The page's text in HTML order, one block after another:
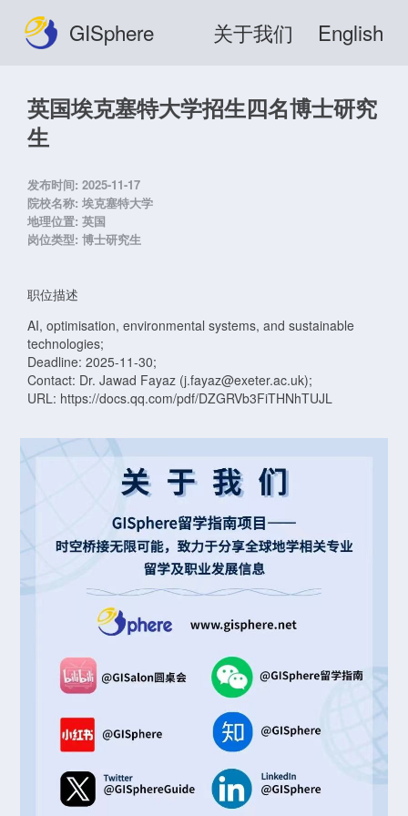
GISphere 关于我们 English
英国埃克塞特大学招生四名博士研究
生
发布时间: 2025-11-17
院校名称: 埃克塞特大学
地理位置: 英国
岗位类型: 博士研究生
职位描述
AI, optimisation, environmental systems, and sustainable
technologies;
Deadline: 2025-11-30;
Contact: Dr. Jawad Fayaz (j.fayaz@exeter.ac.uk);
URL: https://docs.qq.com/pdf/DZGRVb3FiTHNhTUJL